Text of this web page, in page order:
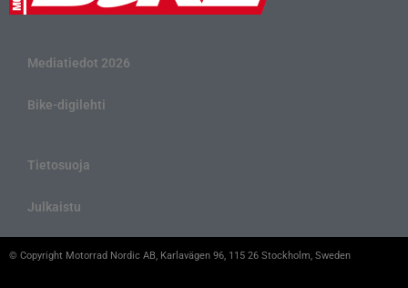
Mediatiedot 2026
Bike-digilehti
Tietosuoja
Julkaistu
© Copyright Motorrad Nordic AB, Karlavägen 96, 115 26 Stockholm, Sweden